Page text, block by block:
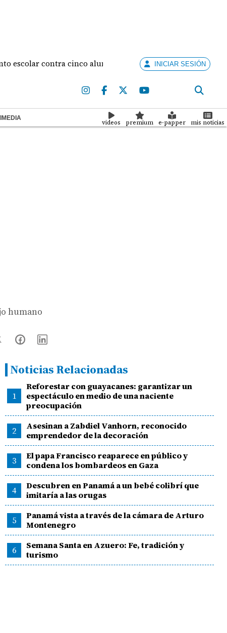
contra cinco alumnas Diego De Obaldía y
INICIAR SESIÓN
videos premium e-papper mis noticias
humano
Noticias Relacionadas
1
Reforestar con guayacanes: garantizar un
espectáculo en medio de una naciente
preocupación
2
Asesinan a Zabdiel Vanhorn, reconocido
emprendedor de la decoración
3
El papa Francisco reaparece en público y
condena los bombardeos en Gaza
4
Descubren en Panamá a un bebé colibrí que
imitaría a las orugas
5
Panamá vista a través de la cámara de Arturo
Montenegro
6
Semana Santa en Azuero: Fe, tradición y
turismo